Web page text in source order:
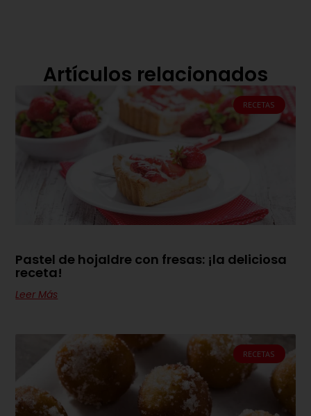
Artículos relacionados
RECETAS
Pastel de hojaldre con fresas: ¡la deliciosa
receta!
Leer Más
RECETAS